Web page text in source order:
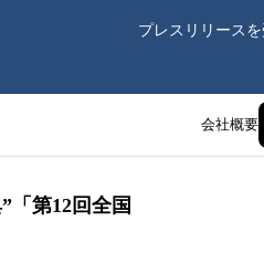
プレスリリース
会社概要
「第12回全国